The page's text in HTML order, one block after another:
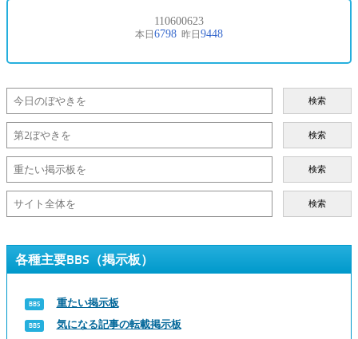
検索
検索
検索
検索
各種主要BBS（掲示板）
重たい掲示板
気になる記事の転載掲示板